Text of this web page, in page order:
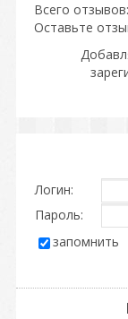
Всего отзывов
Оставьте
Логин:
Пароль:
запомнить